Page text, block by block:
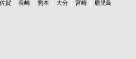
佐賀 長崎 熊本 大分 宮崎
鹿児島